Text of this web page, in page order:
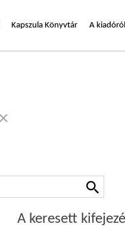
Kapszula Könyvtár A kiadóról
A keresett